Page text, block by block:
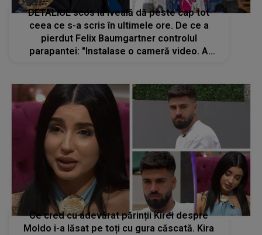
DETALIUL scos la iveală dă peste cap tot
ceea ce s-a scris în ultimele ore. De ce a
pierdut Felix Baumgartner controlul
parapantei: "Instalase o cameră video. A
Ce cred cu adevărat părinții Kirei despre
Moldo i-a lăsat pe toți cu gura căscată. Kira